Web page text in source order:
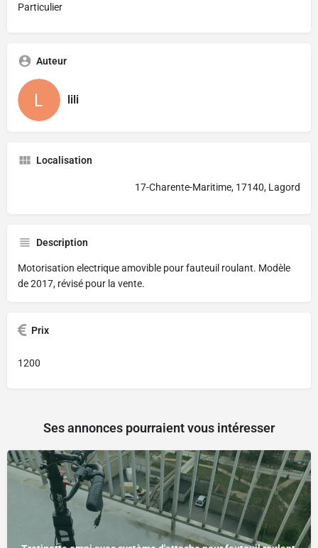
Particulier
Auteur
lili
Localisation
17-Charente-Maritime, 17140, Lagord
Description
Motorisation electrique amovible pour fauteuil roulant. Modèle
de 2017, révisé pour la vente.
Prix
1200
Ses annonces pourraient vous intéresser